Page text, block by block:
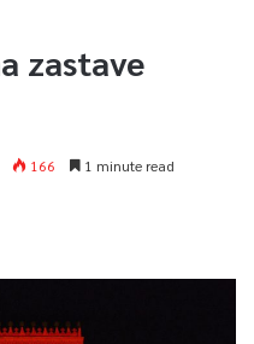
zastave
166 1 minute read